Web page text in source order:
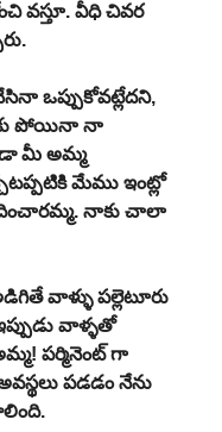
వస్తూ. వీధి చివర
ఒప్పుకోవట్లేదని,
పోయినా నా
మీ అమ్మ
మేము ఇంట్లో
నాకు చాలా
వాళ్ళు పల్లెటూరు
వాళ్ళతో
పర్మినెంట్ గా
పడడం నేను